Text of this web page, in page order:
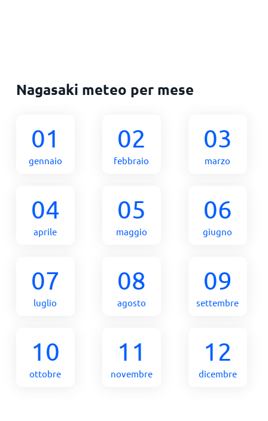
Nagasaki meteo per mese
01
gennaio
02
febbraio
03
marzo
04
aprile
05
maggio
06
giugno
07
luglio
08
agosto
09
settembre
10
ottobre
11
novembre
12
dicembre